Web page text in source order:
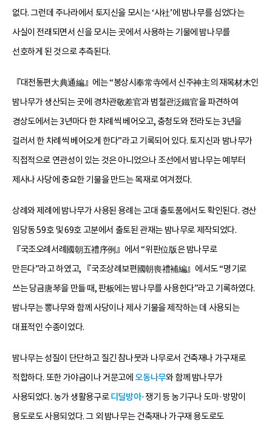
없다. 그런데 주나라에서 토지신을 모시는 ‘사社’에 밤나무를 심었다는
사실이 전래되면서 신을 모시는 곳에서 사용하는 기물에 밤나무를
선호하게 된 것으로 추측된다.
『대전통편大典通編』에는 “봉상시奉常寺에서 신주神主의 재목材木인
밤나무가 생산되는 곳에 경차관敬差官과 범철관泛鐵官을 파견하여
경상도에서는 3년마다 한 차례씩 베어오고, 충청도와 전라도는 3년을
걸러서 한 차례씩 베어오게 한다”라고 기록되어 있다. 토지신과 밤나무가
직접적으로 연관성이 있는 것은 아니었으나 조선에서 밤나무는 예부터
제사나 사당에 중요한 기물을 만드는 목재로 여겨졌다.
상례와 제례에 밤나무가 사용된 용례는 고대 출토품에서도 확인된다. 경산
임당동 59호 및 69호 고분에서 출토된 관재는 밤나무로 제작되었다.
『국조오례서례國朝五禮序例』에서 “위판位版은 밤나무로
만든다”라고 하였고, 『국조상례보편國朝喪禮補編』에서도 “명기로
쓰는 당금唐琴을 만들 때, 판板에는 밤나무를 사용한다”라고 기록하였다.
밤나무는 뽕나무와 함께 사당이나 제사 기물을 제작하는 데 사용되는
대표적인 수종이었다.
밤나무는 성질이 단단하고 질긴 참나뭇과 나무로서 건축재나 가구재로
적합하다. 또한 가야금이나 거문고에 오동나무와 함께 밤나무가
사용되었다. 농가 생활용구로디딜방아·쟁기 등 농기구나 도마·방망이
용도로도 사용되었다. 그 외 밤나무는 건축재나 가구재 용도로도